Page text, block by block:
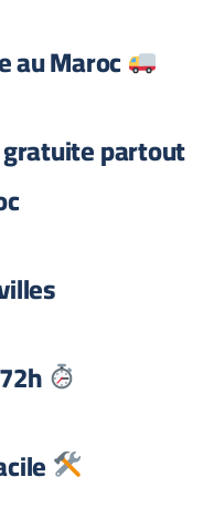
partout
Délai : 24h à 72h